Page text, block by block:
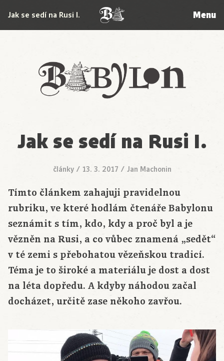
Babylon
Jak se sedí na Rusi I. Menu
Jak se sedí na Rusi I.
články/ 13. 3. 2017 / Jan Machonin
Tímto článkem zahajuji pravidelnou
rubriku, ve které hodlám čtenáře Babylonu
seznámit s tím, kdo, kdy a proč byl a je
vězněn na Rusi, a co vůbec znamená „sedět“
v té zemi s přebohatou vězeňskou tradicí.
Téma je to široké a materiálu je dost a dost
na léta dopředu. A kdyby náhodou začal
docházet, určitě zase někoho zavřou.